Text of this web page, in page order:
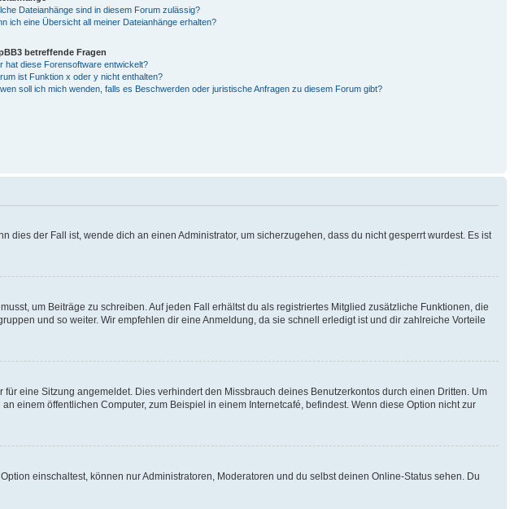
Dateianhänge sind in diesem Forum zulässig?
ich eine Übersicht all meiner Dateianhänge erhalten?
betreffende Fragen
hat diese Forensoftware entwickelt?
ist Funktion x oder y nicht enthalten?
soll ich mich wenden, falls es Beschwerden oder juristische Anfragen zu diesem Forum gibt?
der Fall ist, wende dich an einen Administrator, um sicherzugehen, dass du nicht gesperrt wurdest. Es ist
um Beiträge zu schreiben. Auf jeden Fall erhältst du als registriertes Mitglied zusätzliche Funktionen, die
und so weiter. Wir empfehlen dir eine Anmeldung, da sie schnell erledigt ist und dir zahlreiche Vorteile
eine Sitzung angemeldet. Dies verhindert den Missbrauch deines Benutzerkontos durch einen Dritten. Um
einem öffentlichen Computer, zum Beispiel in einem Internetcafé, befindest. Wenn diese Option nicht zur
einschaltest, können nur Administratoren, Moderatoren und du selbst deinen Online-Status sehen. Du